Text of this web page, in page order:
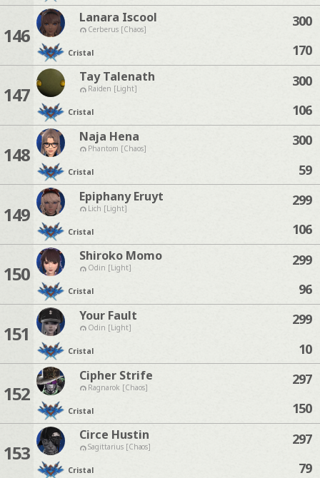
146
Lanara Iscool
Cerberus [Chaos]
Cristal
300
170
147
Tay Talenath
Raiden [Light]
Cristal
300
106
148
Naja Hena
Phantom [Chaos]
Cristal
300
59
149
Epiphany Eruyt
Lich [Light]
Cristal
299
106
150
Shiroko Momo
Odin [Light]
Cristal
299
96
151
Your Fault
Odin [Light]
Cristal
299
10
152
Cipher Strife
Ragnarok [Chaos]
Cristal
297
150
153
Circe Hustin
Sagittarius [Chaos]
Cristal
297
79